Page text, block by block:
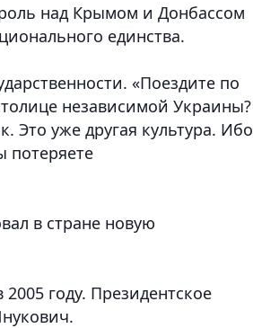
над Крымом и Донбассом
единства.
«Поездите по
независимой Украины?
Это уже другая культура. Ибо
потеряете
в стране новую
году. Президентское